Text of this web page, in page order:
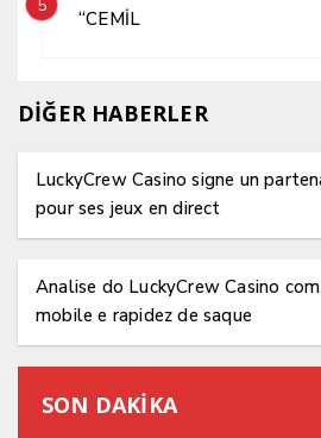
5
“CEMİL
DİĞER HABERLER
LuckyCrew Casino signe un
pour ses jeux en direct
Analise do LuckyCrew Casino
mobile e rapidez de saque
SON DAKİKA